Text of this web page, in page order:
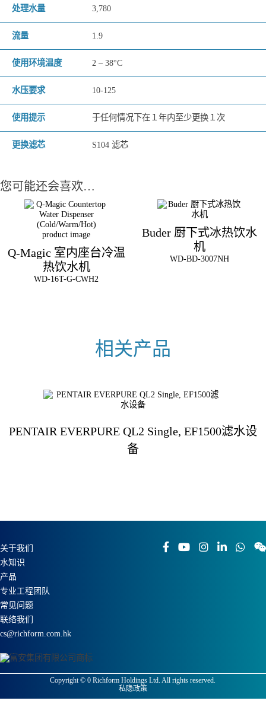
处理水量 3,780
流量 1.9
使用环境温度 2 – 38°C
水压要求 10-125
使用提示 于任何情况下在１年内至少更换１次
更换滤芯 S104 滤芯
您可能还会喜欢…
Q-Magic 室内座台冷温
热饮水机
WD-16T-G-CWH2
Buder 厨下式冰热饮水
机
WD-BD-3007NH
PENTAIR EVERPURE QL2 Single, EF1500滤水设
备
关于我们
水知识
产品
专业工程团队
常见问题
联络我们
cs@richform.com.hk
Copyright ©0 Richform Holdings Ltd. All rights reserved.
私隐政策